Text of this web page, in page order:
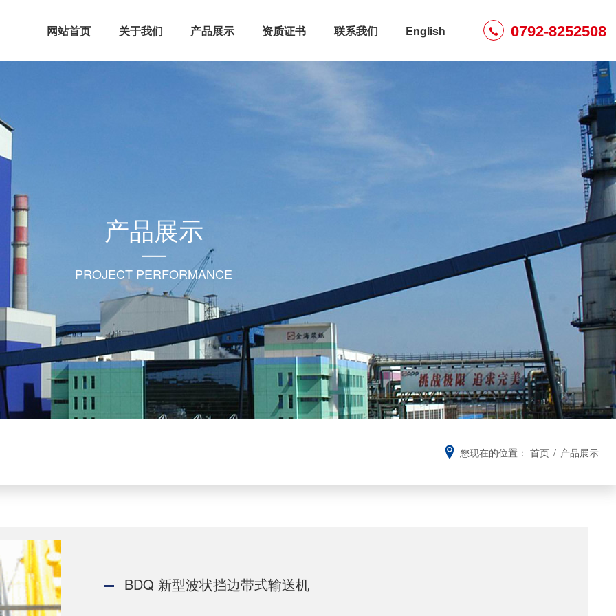
网站首页 关于我们 产品展示 资质证书 联系我们 English 0792-8252508
产品展示
PROJECT PERFORMANCE
您现在的位置： 首页 / 产品展示
BDQ 新型波状挡边带式输送机